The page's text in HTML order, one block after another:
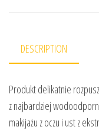
DESCRIPTION
Produkt delikatnie
z najbardziej
makijażu z oczu i ust z